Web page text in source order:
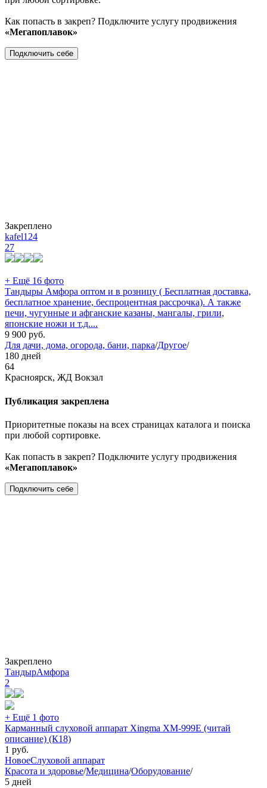
Как попасть в закреп? Подключите услугу продвижения
«Мегапоплавок»
Подключить себе
Закреплено
kafel124
27
+ Ещё 16 фото
Тандыры Амфора оптом и в розницу ( Бесплатная доставка,
бесплатное хранение, беспроцентная рассрочка). А также
печи, чугунные и афганские казаны, мангалы, грили,
японские ножи и т.д....
9 900 руб.
Для дачи, дома, огорода, бани, парка/Другое/
180 дней
64
Красноярск, ЖД Вокзал
Публикация закреплена
Приоритетные показы на всех страницах каталога и поиска
при любой сортировке.
Как попасть в закреп? Подключите услугу продвижения
«Мегапоплавок»
Подключить себе
Закреплено
ТандырАмфора
2
+ Ещё 1 фото
Карманный слуховой аппарат Xingma XM-999E (читай
описание) (К18)
1 руб.
НовоеСлуховой аппарат
Красота и здоровье/Медицина/Оборудование/
5 дней